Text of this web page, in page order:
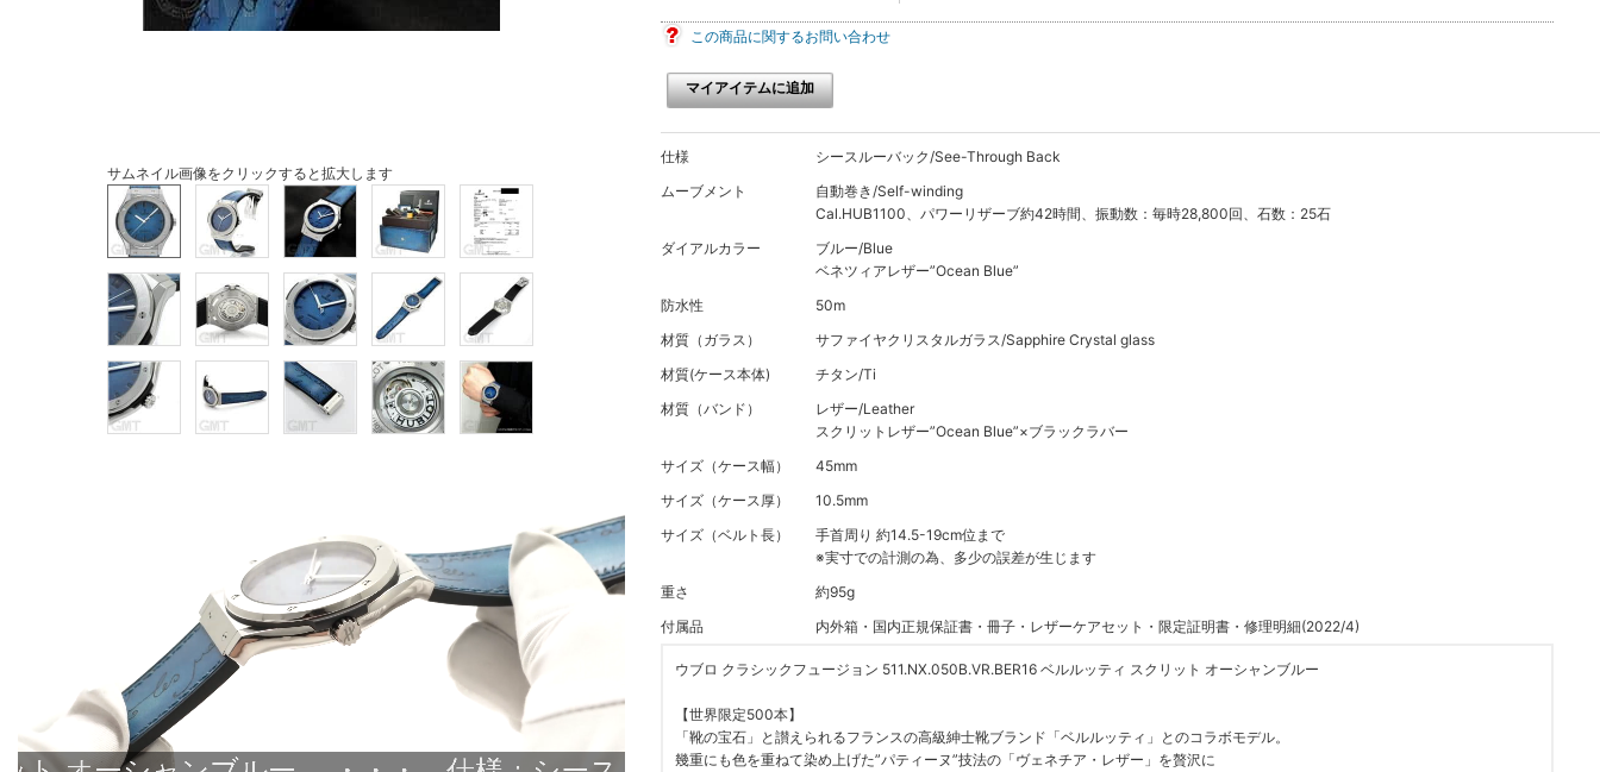
この商品に関するお問い合わせ
マイアイテムに追加
仕様
シースルーバック/See-Through Back
ムーブメント
自動巻き/Self-winding
Cal.HUB1100、パワーリザーブ約42時間、振動数：毎時28,800回、石数：25石
ダイアルカラー
ブルー/Blue
ベネツィアレザー”Ocean Blue”
防水性
50m
材質（ガラス）
サファイヤクリスタルガラス/Sapphire Crystal glass
材質(ケース本体)
チタン/Ti
材質（バンド）
レザー/Leather
スクリットレザー”Ocean Blue”×ブラックラバー
サイズ（ケース幅）
45mm
サイズ（ケース厚）
10.5mm
サイズ（ベルト長）
手首周り 約14.5-19cm位まで
※実寸での計測の為、多少の誤差が生じます
重さ
約95g
付属品
内外箱・国内正規保証書・冊子・レザーケアセット・限定証明書・修理明細(2022/4)
ウブロ クラシックフュージョン 511.NX.050B.VR.BER16 ベルルッティ スクリット オーシャンブルー
【世界限定500本】
「靴の宝石」と讃えられるフランスの高級紳士靴ブランド「ベルルッティ」とのコラボモデル。
幾重にも色を重ねて染め上げた”パティーヌ”技法の「ヴェネチア・レザー」を贅沢に
サムネイル画像をクリックすると拡大します